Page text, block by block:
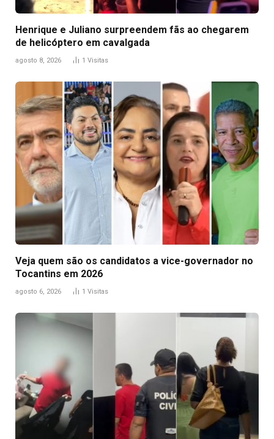
Henrique e Juliano surpreendem fãs ao chegarem
de helicóptero em cavalgada
agosto 8, 2026 1 Visitas
Veja quem são os candidatos a vice-governador no
Tocantins em 2026
agosto 6, 2026 1 Visitas